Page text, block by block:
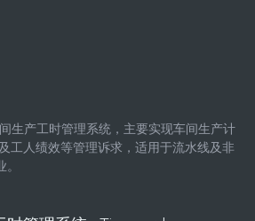
生产工时管理系统，主要实现车间生产计
工人绩效等管理诉求，适用于流水线及非